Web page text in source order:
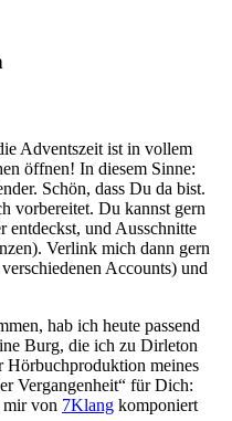
Adventszeit ist in vollem
öffnen! In diesem Sinne:
Schön, dass Du da bist.
vorbereitet. Du kannst gern
entdeckst, und Ausschnitte
Verlink mich dann gern
Accounts) und
hab ich heute passend
Burg, die ich zu Dirleton
Hörbuchproduktion meines
Vergangenheit“ für Dich:
mir von 7Klang komponiert